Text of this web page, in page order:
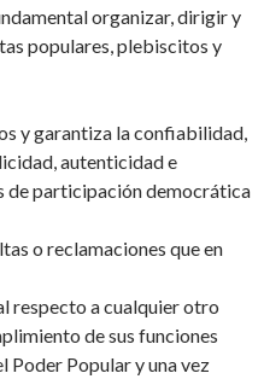
organizar, dirigir y
populares, plebiscitos y
y garantiza la confiabilidad,
autenticidad e
de participación democrática
o reclamaciones que en
respecto a cualquier otro
de sus funciones
Poder Popular y una vez